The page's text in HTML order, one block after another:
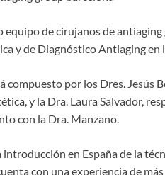
equipo de cirujanos de
y de Diagnóstico Antiaging en
compuesto por los Dres. Jesús
y la Dra. Laura Salvador,
con la Dra. Manzano.
introducción en España de la
con una experiencia de